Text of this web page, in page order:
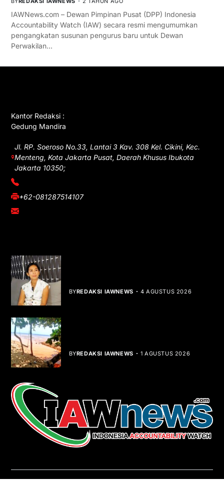
IAWNews.com – Dewan Pimpinan Pusat (DPP) Indonesia
Accountability Watch (IAW) secara resmi mengumumkan
pengangkatan susunan pengurus baru untuk Dewan
Perwakilan…
Kantor Redaksi :
Gedung Mandira
Jl. RP. Soeroso No.33, Lantai 3 Kav. 308 Kel. Cikini, Kec.
Menteng, Kota Jakarta Pusat, Daerah Khusus Ibukota
Jakarta 10350;
(021) 3908026
+62-081287514107
adm@iawnews.com
BYREDAKSI IAWNEWS 4 AGUSTUS 2026
BYREDAKSI IAWNEWS 1 AGUSTUS 2026